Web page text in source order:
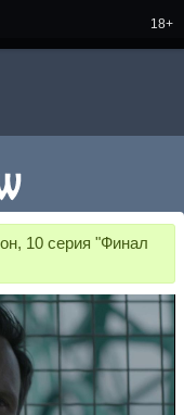
18+
10 серия "Финал